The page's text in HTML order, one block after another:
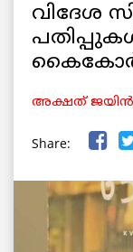
വിദേശ
അക്ഷത് ജയിൻ
Share: